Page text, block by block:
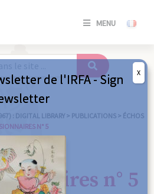
MENU
SE
/
: DIGITAL LIBRARY > PUBLICATIONS > ÉCHOS
N° 5
n° 5
de l'IRFA - Sign
X